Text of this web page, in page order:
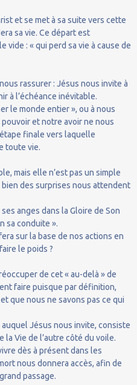
et se met à sa suite vers cette
sa vie. Ce départ est
vide : « qui perd sa vie à cause de
rassurer : Jésus nous invite à
à l’échéance inévitable.
le monde entier », ou à nous
et notre avoir ne nous
finale vers laquelle
toute vie.
mais elle n’est pas un simple
des surprises nous attendent
anges dans la Gloire de Son
sa conduite ».
sur la base de nos actions en
le poids ?
de cet « au-delà » de
faire puisque par définition,
que nous ne savons pas ce qui
Jésus nous invite, consiste
Vie de l’autre côté du voile.
dès à présent dans les
nous donnera accès, afin de
passage.